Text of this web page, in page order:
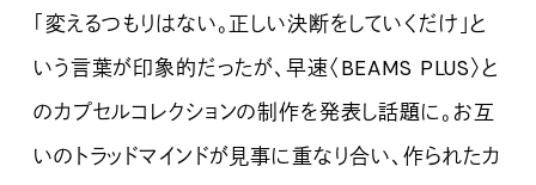
「変えるつもりはない。正しい決断をしていくだけ」と
いう言葉が印象的だったが、早速〈BEAMS PLUS〉と
のカプセルコレクションの制作を発表し話題に。お互
いのトラッドマインドが見事に重なり合い、作られたカ